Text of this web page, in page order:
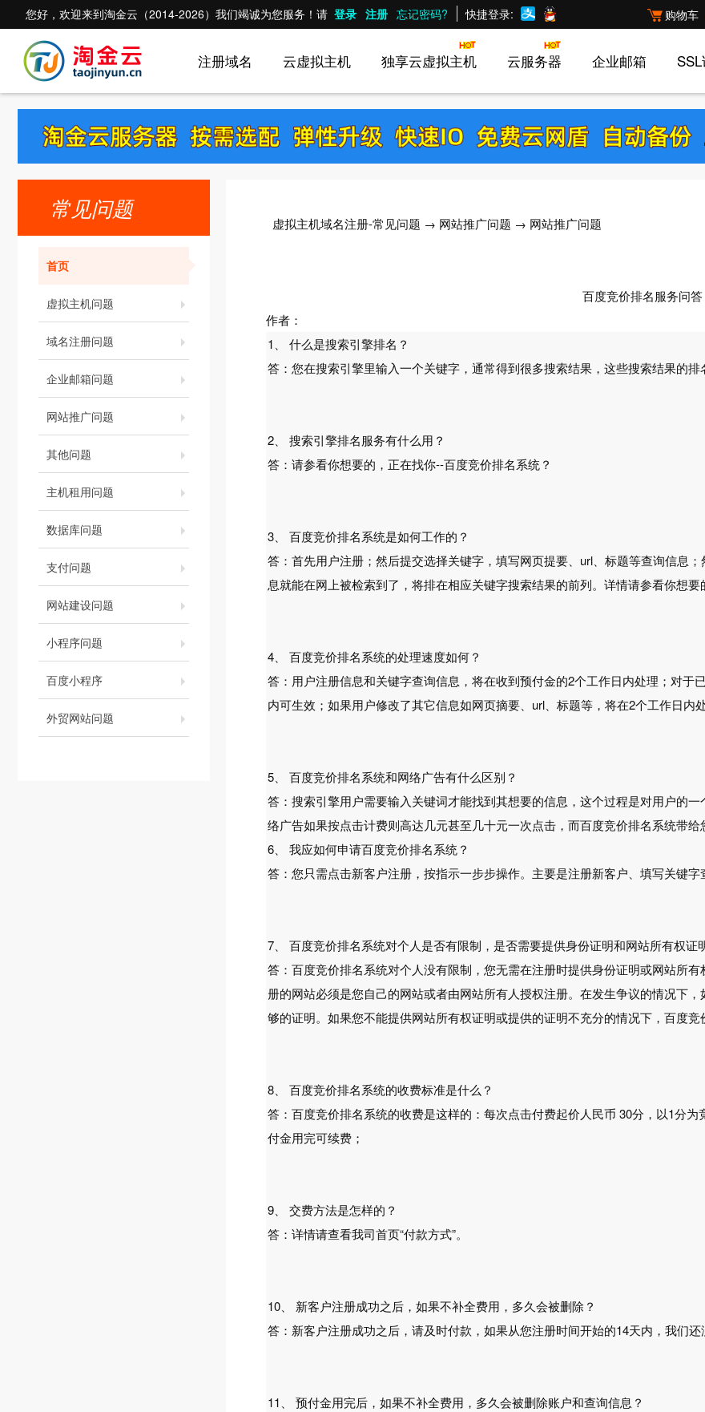
购物车
您好，欢迎来到淘金云（2014-2026）我们竭诚为您服务！请 登录 注册 忘记密码? 快捷登录:
企业邮箱
云服务器
独享云虚拟主机
云虚拟主机
注册域名
常见问题
首页
虚拟主机问题
域名注册问题
企业邮箱问题
网站推广问题
其他问题
主机租用问题
数据库问题
支付问题
网站建设问题
小程序问题
百度小程序
外贸网站问题
虚拟主机域名注册-常见问题 → 网站推广问题 → 网站推广问题
百度竞价排名服务问答
作者：
1、 什么是搜索引擎排名？
答：您在搜索引擎里输入一个关键字，通常得到很多搜索结果，这些搜索结果的排
2、 搜索引擎排名服务有什么用？
答：请参看你想要的，正在找你--百度竞价排名系统？
3、 百度竞价排名系统是如何工作的？
答：首先用户注册；然后提交选择关键字，填写网页提要、url、标题等查询信息
息就能在网上被检索到了，将排在相应关键字搜索结果的前列。详情请参看你想
4、 百度竞价排名系统的处理速度如何？
答：用户注册信息和关键字查询信息，将在收到预付金的2个工作日内处理；对于
内可生效；如果用户修改了其它信息如网页摘要、url、标题等，将在2个工作日内
5、 百度竞价排名系统和网络广告有什么区别？
答：搜索引擎用户需要输入关键词才能找到其想要的信息，这个过程是对用户的
络广告如果按点击计费则高达几元甚至几十元一次点击，而百度竞价排名系统带给
6、 我应如何申请百度竞价排名系统？
答：您只需点击新客户注册，按指示一步步操作。主要是注册新客户、填写关键字
7、 百度竞价排名系统对个人是否有限制，是否需要提供身份证明和网站所有权证
答：百度竞价排名系统对个人没有限制，您无需在注册时提供身份证明或网站所
册的网站必须是您自己的网站或者由网站所有人授权注册。在发生争议的情况下
够的证明。如果您不能提供网站所有权证明或提供的证明不充分的情况下，百度
8、 百度竞价排名系统的收费标准是什么？
答：百度竞价排名系统的收费是这样的：每次点击付费起价人民币 30分，以1分
付金用完可续费；
9、 交费方法是怎样的？
答：详情请查看我司首页“付款方式”。
10、 新客户注册成功之后，如果不补全费用，多久会被删除？
答：新客户注册成功之后，请及时付款，如果从您注册时间开始的14天内，我们
11、 预付金用完后，如果不补全费用，多久会被删除账户和查询信息？